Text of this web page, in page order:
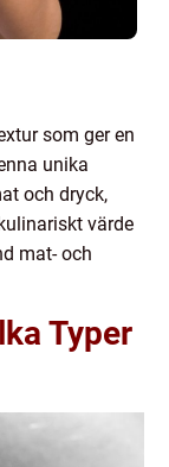
som ger en
unika
och dryck,
värde
mat- och
Typer